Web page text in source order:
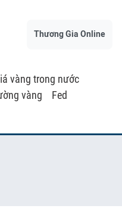
Thương Gia Online
vàng trong nước
vàng
Fed